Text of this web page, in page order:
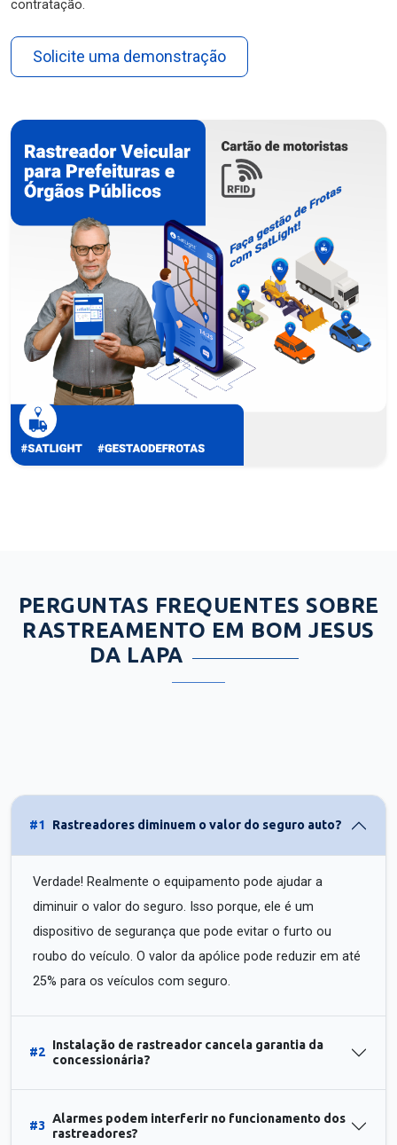
contratação.
Solicite uma demonstração
PERGUNTAS FREQUENTES SOBRE
RASTREAMENTO EM BOM JESUS
DA LAPA
#1 Rastreadores diminuem o valor do seguro auto?
Verdade! Realmente o equipamento pode ajudar a
diminuir o valor do seguro. Isso porque, ele é um
dispositivo de segurança que pode evitar o furto ou
roubo do veículo. O valor da apólice pode reduzir em até
25% para os veículos com seguro.
#2
Instalação de rastreador cancela garantia da
concessionária?
#3
Alarmes podem interferir no funcionamento dos
rastreadores?